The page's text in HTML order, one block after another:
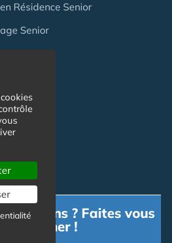
Résidence Senior
Senior
? Faites vous
!